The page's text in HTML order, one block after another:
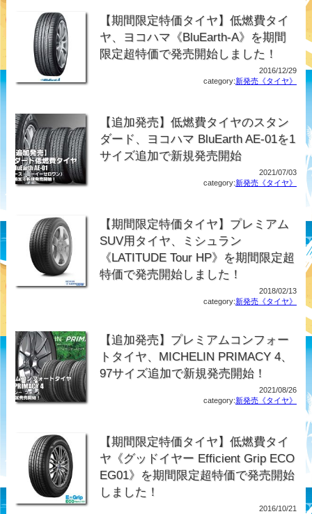
【期間限定特価タイヤ】低燃費タイ
ヤ、ヨコハマ《BluEarth-A》を期間
限定超特価で発売開始しました！
2016/12/29
category:新発売《タイヤ》
【追加発売】低燃費タイヤのスタン
ダード、ヨコハマ BluEarth AE-01を1
サイズ追加で新規発売開始
2021/07/03
category:新発売《タイヤ》
【期間限定特価タイヤ】プレミアム
SUV用タイヤ、ミシュラン
《LATITUDE Tour HP》を期間限定超
特価で発売開始しました！
2018/02/13
category:新発売《タイヤ》
【追加発売】プレミアムコンフォー
トタイヤ、MICHELIN PRIMACY 4、
97サイズ追加で新規発売開始！
2021/08/26
category:新発売《タイヤ》
【期間限定特価タイヤ】低燃費タイ
ヤ《グッドイヤー Efficient Grip ECO
EG01》を期間限定超特価で発売開始
しました！
2016/10/21